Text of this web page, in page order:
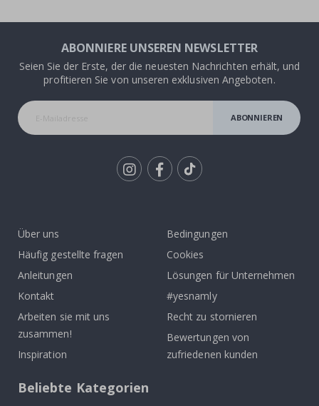
ABONNIERE UNSEREN NEWSLETTER
Seien Sie der Erste, der die neuesten Nachrichten erhält, und
profitieren Sie von unseren exklusiven Angeboten.
ABONNIEREN
Über uns
Häufig gestellte fragen
Anleitungen
Kontakt
Arbeiten sie mit uns
zusammen!
Inspiration
Bedingungen
Cookies
Lösungen für Unternehmen
#yesnamly
Recht zu stornieren
Bewertungen von
zufriedenen kunden
Beliebte Kategorien